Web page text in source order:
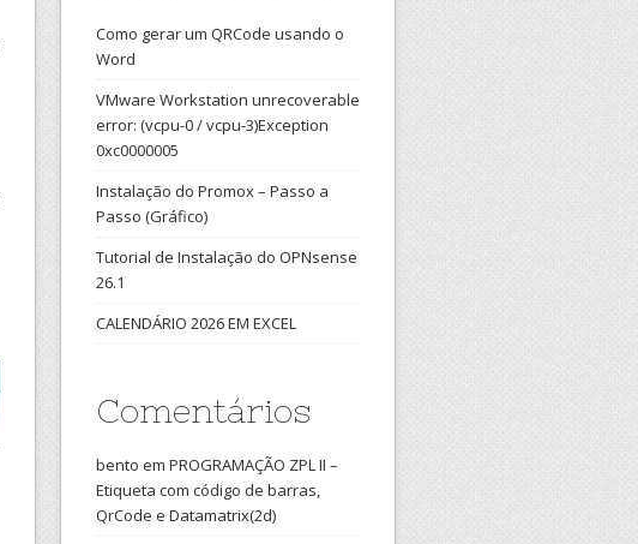
Como gerar um QRCode usando o
Word
VMware Workstation unrecoverable
error: (vcpu-0 / vcpu-3)Exception
0xc0000005
Instalação do Promox – Passo a
Passo (Gráfico)
Tutorial de Instalação do OPNsense
26.1
CALENDÁRIO 2026 EM EXCEL
Comentários
bento em PROGRAMAÇÃO ZPL II –
Etiqueta com código de barras,
QrCode e Datamatrix(2d)